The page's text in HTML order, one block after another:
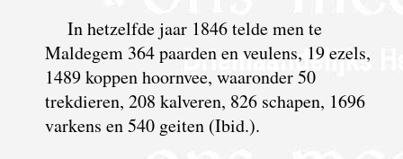
In hetzelfde jaar 1846 telde men te
Maldegem 364 paarden en veulens, 19 ezels,
1489 koppen hoornvee, waaronder 50
trekdieren, 208 kalveren, 826 schapen, 1696
varkens en 540 geiten (Ibid.).